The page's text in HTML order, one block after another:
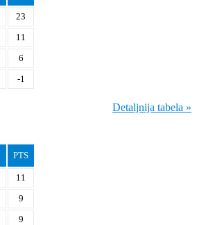
23
11
6
-1
Detaljnija tabela »
PTS
11
9
9